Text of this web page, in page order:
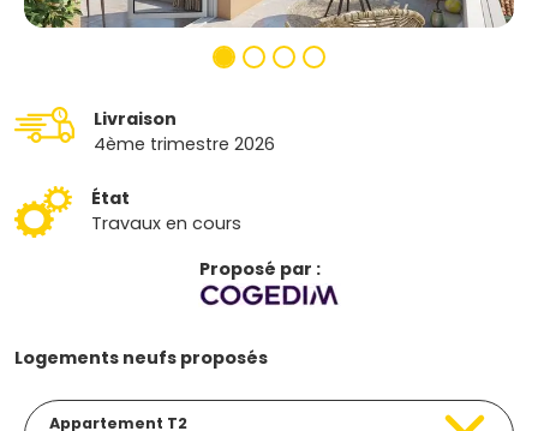
Livraison
4ème trimestre 2026
État
Travaux en cours
Proposé par :
Logements neufs proposés
Appartement T2